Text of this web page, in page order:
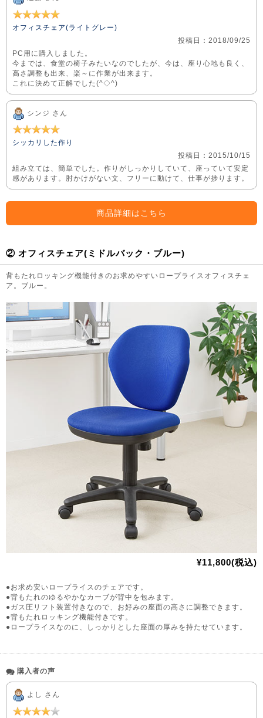
オフィスチェア(ライトグレー)
投稿日：2018/09/25
PC用に購入しました。
今までは、食堂の椅子みたいなのでしたが、今は、座り心地も良く、
高さ調整も出来、楽～に作業が出来ます。
これに決めて正解でした(^◇^)
シンジ さん
シッカリした作り
投稿日：2015/10/15
組み立ては、簡単でした。作りがしっかりしていて、座っていて安定
感があります。肘かけがない文、フリーに動けて、仕事が捗ります。
商品詳細はこちら
② オフィスチェア(ミドルバック・ブルー)
背もたれロッキング機能付きのお求めやすいロープライスオフィスチェ
ア。ブルー。
¥11,800(税込)
●お求め安いロープライスのチェアです。
●背もたれのゆるやかなカーブが背中を包みます。
●ガス圧リフト装置付きなので、お好みの座面の高さに調整できます。
●背もたれロッキング機能付きです。
●ロープライスなのに、しっかりとした座面の厚みを持たせています。
購入者の声
よし さん